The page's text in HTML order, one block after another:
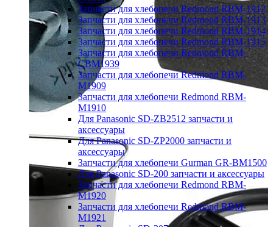
Запчасти для хлебопечи Redmond RBM-1912
Запчасти для хлебопечи Redmond RBM-1913
Запчасти для хлебопечи Redmond RBM-1914
Запчасти для хлебопечи Redmond RBM-1915
Запчасти для хлебопечи Redmond RBM-
CBM1939
Запчасти для хлебопечи Redmond RBM-
M1909
Запчасти для хлебопечи Redmond RBM-
M1910
Для Panasonic SD-ZB2512 запчасти и
аксессуары
Для Panasonic SD-ZP2000 запчасти и
аксессуары
Запчасти для хлебопечи Gurman GR-BM1500
Для Panasonic SD-200 запчасти и аксессуары
Запчасти для хлебопечи Redmond RBM-
M1920
Запчасти для хлебопечи Redmond RBM-
M1921